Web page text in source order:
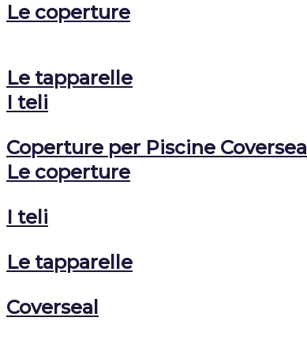
Le coperture
Le tapparelle
I teli
Coperture per Piscine Coverseal
Le coperture
I teli
Le tapparelle
Coverseal